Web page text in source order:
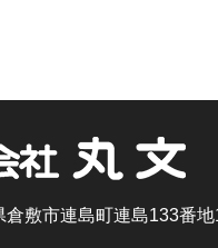
敷市連島町連島133番地